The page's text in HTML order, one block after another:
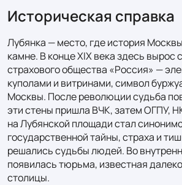
Историческая справка
Лубянка — место, где история
камне. В конце XIX века здесь вырос
страхового общества «Россия» —
куполами и витринами, символ
Москвы. После революции судьба
эти стены пришла ВЧК, затем ОГПУ,
на Лубянской площади стал
государственной тайны, страха и
решались судьбы людей. Во
появилась тюрьма, известная
столицы.